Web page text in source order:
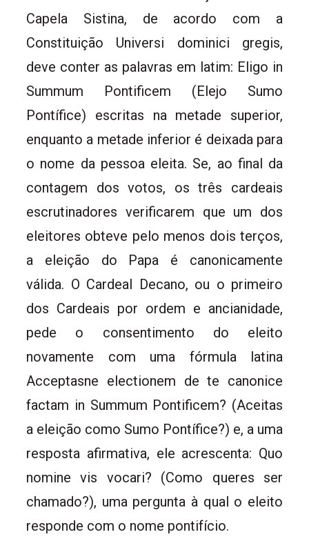
Capela Sistina, de acordo com a
Constituição Universi dominici gregis,
deve conter as palavras em latim: Eligo in
Summum Pontificem (Elejo Sumo
Pontífice) escritas na metade superior,
enquanto a metade inferior é deixada para
o nome da pessoa eleita. Se, ao final da
contagem dos votos, os três cardeais
escrutinadores verificarem que um dos
eleitores obteve pelo menos dois terços,
a eleição do Papa é canonicamente
válida. O Cardeal Decano, ou o primeiro
dos Cardeais por ordem e ancianidade,
pede o consentimento do eleito
novamente com uma fórmula latina
Acceptasne electionem de te canonice
factam in Summum Pontificem? (Aceitas
a eleição como Sumo Pontífice?) e, a uma
resposta afirmativa, ele acrescenta: Quo
nomine vis vocari? (Como queres ser
chamado?), uma pergunta à qual o eleito
responde com o nome pontifício.